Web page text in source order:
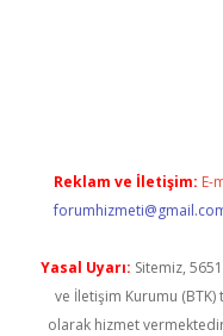
Reklam ve İletişim: E-
Yasal Uyarı: Sitemiz,
ve İletişim Kurumu (BTK)
olarak hizmet